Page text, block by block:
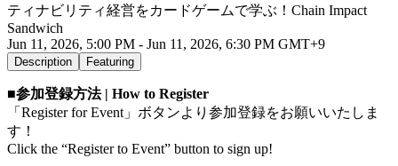
ティナビリティ経営をカードゲームで学ぶ！Chain Impact
Sandwich
Jun 11, 2026, 5:00 PM - Jun 11, 2026, 6:30 PM GMT+9
Description Featuring
■参加登録方法 | How to Register
「Register for Event」ボタンより参加登録をお願いいたしま
す！
Click the “Register to Event” button to sign up!